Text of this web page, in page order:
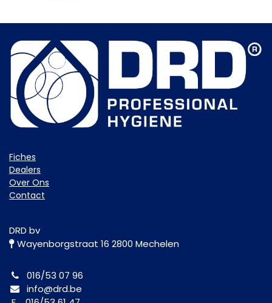
Fiche​s
Dealers
Over Ons
Contact
DRD bv
Wayenborgstraat 16 2800 Mechelen
016/53 07 96
info@drd.be